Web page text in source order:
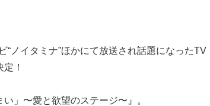
“ノイタミナ”ほかにて放送され話題になったTV
！
」〜愛と欲望のステージ〜』。